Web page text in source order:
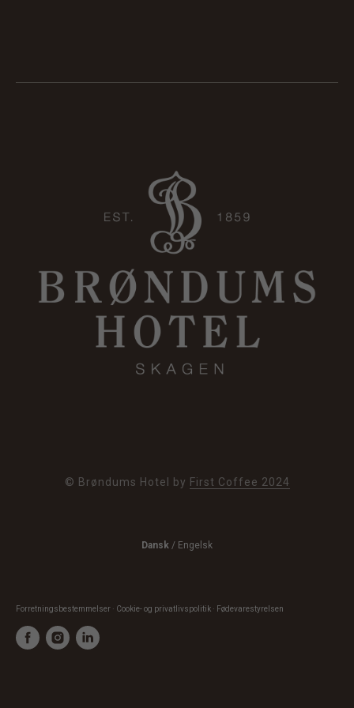
© Brøndums Hotel by First Coffee 2024
Dansk / Engelsk
Forretningsbestemmelser · Cookie- og privatlivspolitik · Fødevarestyrelsen